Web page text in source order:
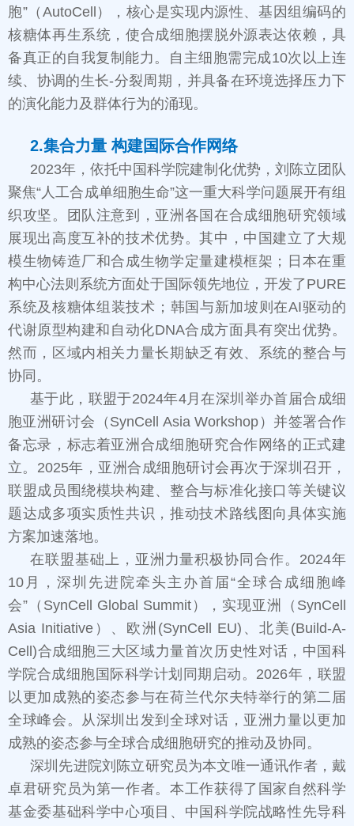
胞”（AutoCell），核心是实现内源性、基因组编码的
核糖体再生系统，使合成细胞摆脱外源表达依赖，具
备真正的自我复制能力。自主细胞需完成10次以上连
续、协调的生长-分裂周期，并具备在环境选择压力下
的演化能力及群体行为的涌现。
2.集合力量 构建国际合作网络
2023年，依托中国科学院建制化优势，刘陈立团队
聚焦“人工合成单细胞生命”这一重大科学问题展开有组
织攻坚。团队注意到，亚洲各国在合成细胞研究领域
展现出高度互补的技术优势。其中，中国建立了大规
模生物铸造厂和合成生物学定量建模框架；日本在重
构中心法则系统方面处于国际领先地位，开发了PURE
系统及核糖体组装技术；韩国与新加坡则在AI驱动的
代谢原型构建和自动化DNA合成方面具有突出优势。
然而，区域内相关力量长期缺乏有效、系统的整合与
协同。
基于此，联盟于2024年4月在深圳举办首届合成细
胞亚洲研讨会（SynCell Asia Workshop）并签署合作
备忘录，标志着亚洲合成细胞研究合作网络的正式建
立。2025年，亚洲合成细胞研讨会再次于深圳召开，
联盟成员围绕模块构建、整合与标准化接口等关键议
题达成多项实质性共识，推动技术路线图向具体实施
方案加速落地。
在联盟基础上，亚洲力量积极协同合作。2024年
10月，深圳先进院牵头主办首届“全球合成细胞峰
会”（SynCell Global Summit），实现亚洲（SynCell
Asia Initiative）、欧洲(SynCell EU)、北美(Build-A-
Cell)合成细胞三大区域力量首次历史性对话，中国科
学院合成细胞国际科学计划同期启动。2026年，联盟
以更加成熟的姿态参与在荷兰代尔夫特举行的第二届
全球峰会。从深圳出发到全球对话，亚洲力量以更加
成熟的姿态参与全球合成细胞研究的推动及协同。
深圳先进院刘陈立研究员为本文唯一通讯作者，戴
卓君研究员为第一作者。本工作获得了国家自然科学
基金委基础科学中心项目、中国科学院战略性先导科